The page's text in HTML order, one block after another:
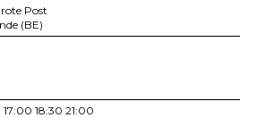
Post
(BE)
17:00 18:30 21:00